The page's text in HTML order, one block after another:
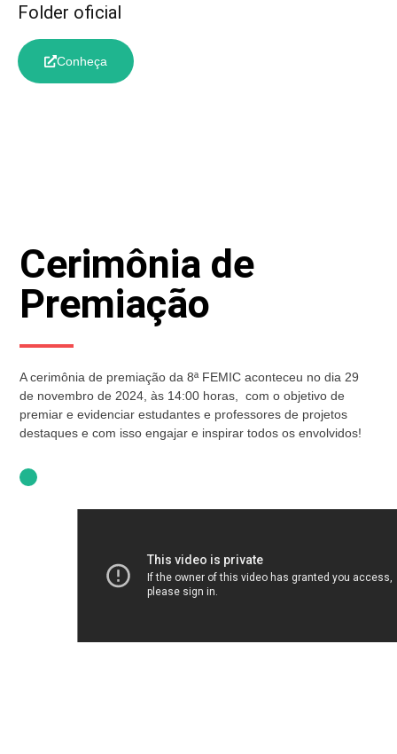
Folder oficial
Conheça
Cerimônia de
Premiação
A cerimônia de premiação da 8ª FEMIC aconteceu no dia 29
de novembro de 2024, às 14:00 horas, com o objetivo de
premiar e evidenciar estudantes e professores de projetos
destaques e com isso engajar e inspirar todos os envolvidos!